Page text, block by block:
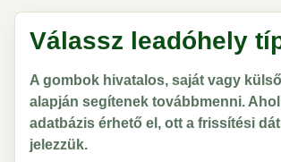
Válassz leadóhely
A gombok hivatalos, saját vagy
alapján segítenek továbbmenni.
adatbázis érhető el, ott a frissítési
jelezzük.